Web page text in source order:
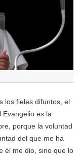
los fieles difuntos, el
es la
porque la voluntad
del que me ha
él me dio, sino que lo